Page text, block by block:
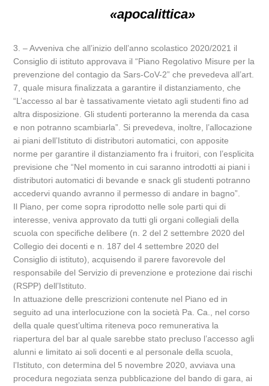
«apocalittica»
3. – Avveniva che all’inizio dell’anno scolastico 2020/2021 il
Consiglio di istituto approvava il “Piano Regolativo Misure per la
prevenzione del contagio da Sars-CoV-2” che prevedeva all’art.
7, quale misura finalizzata a garantire il distanziamento, che
“L’accesso al bar è tassativamente vietato agli studenti fino ad
altra disposizione. Gli studenti porteranno la merenda da casa
e non potranno scambiarla”. Si prevedeva, inoltre, l’allocazione
ai piani dell’Istituto di distributori automatici, con apposite
norme per garantire il distanziamento fra i fruitori, con l’esplicita
previsione che “Nel momento in cui saranno introdotti ai piani i
distributori automatici di bevande e snack gli studenti potranno
accedervi quando avranno il permesso di andare in bagno”.
Il Piano, per come sopra riprodotto nelle sole parti qui di
interesse, veniva approvato da tutti gli organi collegiali della
scuola con specifiche delibere (n. 2 del 2 settembre 2020 del
Collegio dei docenti e n. 187 del 4 settembre 2020 del
Consiglio di istituto), acquisendo il parere favorevole del
responsabile del Servizio di prevenzione e protezione dai rischi
(RSPP) dell’Istituto.
In attuazione delle prescrizioni contenute nel Piano ed in
seguito ad una interlocuzione con la società Pa. Ca., nel corso
della quale quest’ultima riteneva poco remunerativa la
riapertura del bar al quale sarebbe stato precluso l’accesso agli
alunni e limitato ai soli docenti e al personale della scuola,
l’Istituto, con determina del 5 novembre 2020, avviava una
procedura negoziata senza pubblicazione del bando di gara, ai